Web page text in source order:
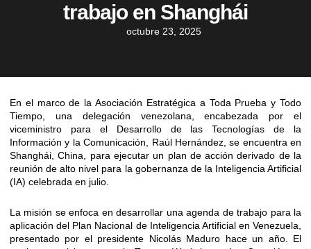
trabajo en Shanghái
octubre 23, 2025
En el marco de la Asociación Estratégica a Toda Prueba y Todo
Tiempo, una delegación venezolana, encabezada por el
viceministro para el Desarrollo de las Tecnologías de la
Información y la Comunicación, Raúl Hernández, se encuentra en
Shanghái, China, para ejecutar un plan de acción derivado de la
reunión de alto nivel para la gobernanza de la Inteligencia Artificial
(IA) celebrada en julio.
La misión se enfoca en desarrollar una agenda de trabajo para la
aplicación del Plan Nacional de Inteligencia Artificial en Venezuela,
presentado por el presidente Nicolás Maduro hace un año. El